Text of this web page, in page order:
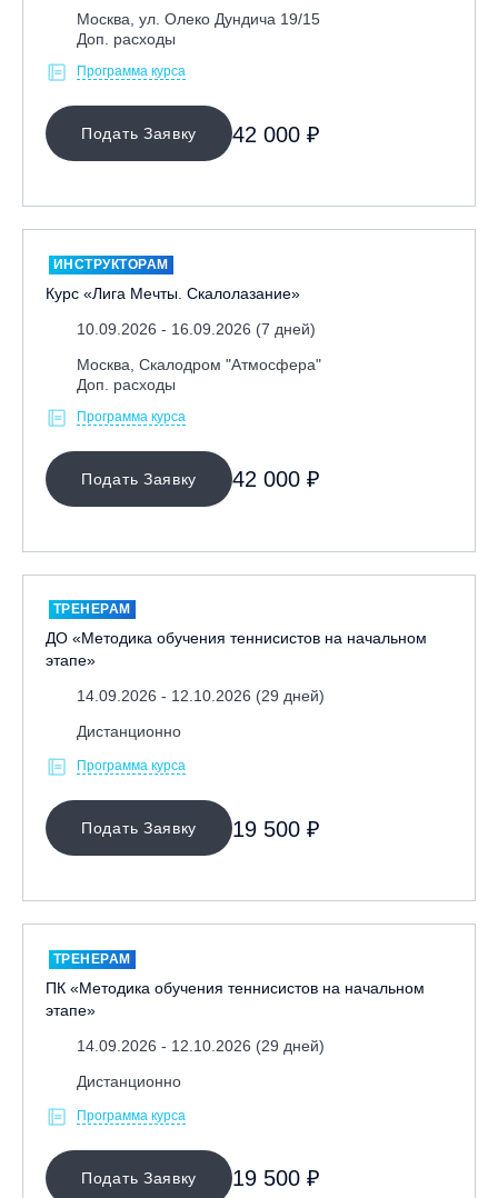
Москва, ул. Олеко Дундича 19/15
Доп. расходы
Программа курса
Подать Заявку 42 000 ₽
ИНСТРУКТОРАМ
Курс «Лига Мечты. Скалолазание»
10.09.2026 - 16.09.2026 (7 дней)
Москва, Скалодром "Атмосфера"
Доп. расходы
Программа курса
Подать Заявку 42 000 ₽
ТРЕНЕРАМ
ДО «Методика обучения теннисистов на начальном
этапе»
14.09.2026 - 12.10.2026 (29 дней)
Дистанционно
Программа курса
Подать Заявку 19 500 ₽
ТРЕНЕРАМ
ПК «Методика обучения теннисистов на начальном
этапе»
14.09.2026 - 12.10.2026 (29 дней)
Дистанционно
Программа курса
Подать Заявку 19 500 ₽